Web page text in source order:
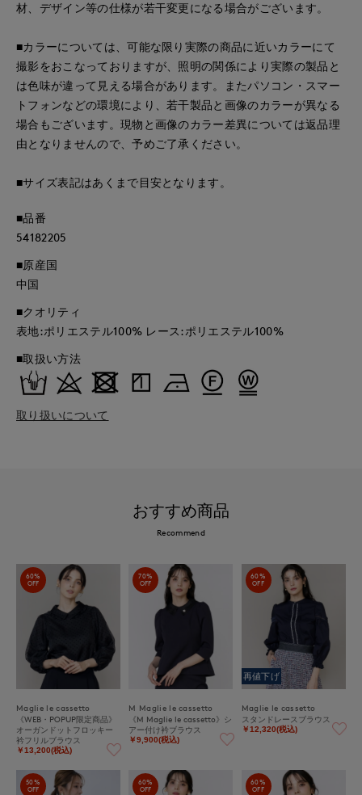
材、デザイン等の仕様が若干変更になる場合がございます。
■カラーについては、可能な限り実際の商品に近いカラーにて
撮影をおこなっておりますが、照明の関係により実際の製品と
は色味が違って見える場合があります。またパソコン・スマー
トフォンなどの環境により、若干製品と画像のカラーが異なる
場合もございます。現物と画像のカラー差異については返品理
由となりませんので、予めご了承ください。
■サイズ表記はあくまで目安となります。
■品番
54182205
■原産国
中国
■クオリティ
表地:ポリエステル100% レース:ポリエステル100%
■取扱い方法
取り扱いについて
おすすめ商品
Recommend
60%
OFF
Maglie le cassetto
《WEB・POPUP限定商品》
オーガンドットフロッキー
衿フリルブラウス
￥13,200(税込)
70%
OFF
M Maglie le cassetto
《M Maglie le cassetto》シ
アー付け衿ブラウス
￥9,900(税込)
60%
OFF
再値下げ
Maglie le cassetto
スタンドレースブラウス
￥12,320(税込)
50%
OFF
60%
OFF
60%
OFF